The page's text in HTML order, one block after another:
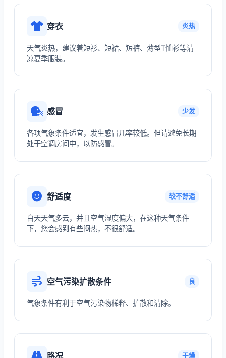
穿衣 炎热
天气炎热，建议着短衫、短裙、短裤、薄型T恤衫等清
凉夏季服装。
感冒 少发
各项气象条件适宜，发生感冒几率较低。但请避免长期
处于空调房间中，以防感冒。
舒适度 较不舒适
白天天气多云，并且空气湿度偏大，在这种天气条件
下，您会感到有些闷热，不很舒适。
空气污染扩散条件 良
气象条件有利于空气污染物稀释、扩散和清除。
路况 干燥